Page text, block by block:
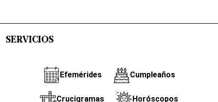
SERVICIOS
Efemérides Cumpleaños
Crucigramas Horóscopos